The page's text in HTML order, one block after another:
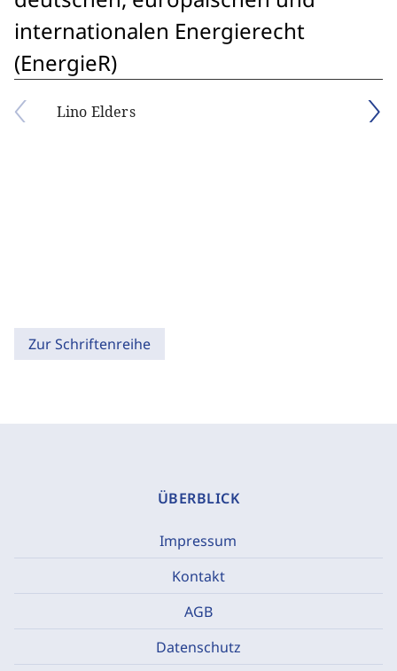
internationalen Energierecht
(EnergieR)
Lino Elders
Zur Schriftenreihe
ÜBERBLICK
Impressum
Kontakt
AGB
Datenschutz